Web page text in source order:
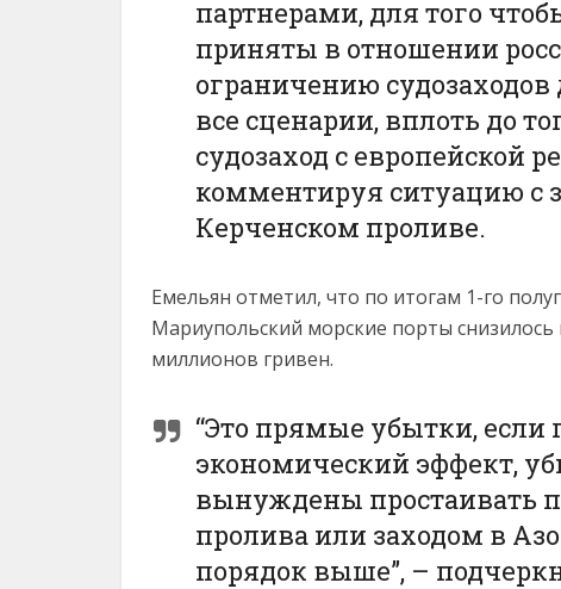
партнерами, для того
приняты в отношении
ограничению
все сценарии, вплоть до
судозаход с европейской
комментируя ситуацию с
Керченском проливе.
Емельян отметил, что по итогам 1-го
Мариупольский морские порты снизилось
миллионов гривен.
“Это прямые убытки, если
экономический эффект,
вынуждены простаивать
пролива или заходом в
порядок выше”, –